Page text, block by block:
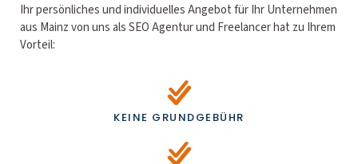
Ihr persönliches und individuelles Angebot für Ihr Unternehmen
aus Mainz von uns als SEO Agentur und Freelancer hat zu Ihrem
Vorteil:
KEINE GRUNDGEBÜHR